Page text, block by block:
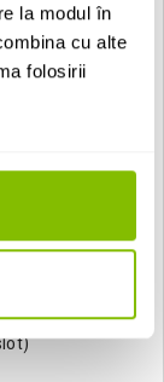
la modul în
cu alte
folosirii